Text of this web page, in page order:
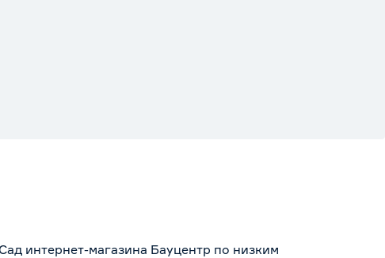
интернет-магазина Бауцентр по низким